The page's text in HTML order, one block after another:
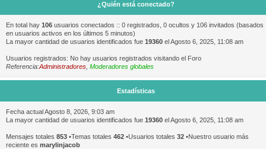
¿Quién está conectado?
En total hay 106 usuarios conectados :: 0 registrados, 0 ocultos y 106 invitados (basados
en usuarios activos en los últimos 5 minutos)
La mayor cantidad de usuarios identificados fue 19360 el Agosto 6, 2025, 11:08 am
Usuarios registrados: No hay usuarios registrados visitando el Foro
Referencia:Administradores Moderadores globales
Estadísticas
Fecha actual Agosto 8, 2026, 9:03 am
La mayor cantidad de usuarios identificados fue 19360 el Agosto 6, 2025, 11:08 am
Mensajes totales 853 •Temas totales 462 •Usuarios totales 32 •Nuestro usuario más
reciente es marylinjacob